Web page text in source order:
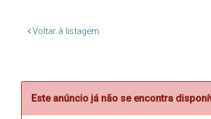
Voltar à listagem
Este anúncio já não se encontra